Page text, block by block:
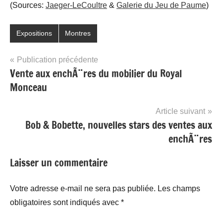
(Sources: Jaeger-LeCoultre & Galerie du Jeu de Paume)
Expositions Montres
Navigation
de
l’article
Publication précédente
Vente aux enchÃ¨res du mobilier du Royal
Monceau
Article suivant
Bob & Bobette, nouvelles stars des ventes aux
enchÃ¨res
Laisser un commentaire
Votre adresse e-mail ne sera pas publiée. Les champs
obligatoires sont indiqués avec *